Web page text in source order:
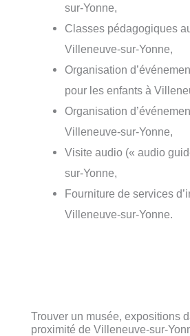
sur-Yonne,
Classes pédagogiques
Villeneuve-sur-Yonne,
Organisation
pour les enfants à
Organisation
Villeneuve-sur-Yonne,
Visite audio (« audio
sur-Yonne,
Fourniture de services
Villeneuve-sur-Yonne.
Trouver un musée, expositions
proximité de Villeneuve-sur-